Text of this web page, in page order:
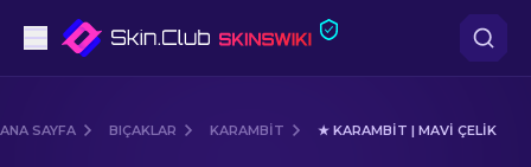
ANA SAYFA BIÇAKLAR KARAMBIT ★ KARAMBIT | MAVI ÇELIK